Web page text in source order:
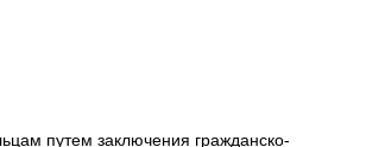
путем заключения гражданско-